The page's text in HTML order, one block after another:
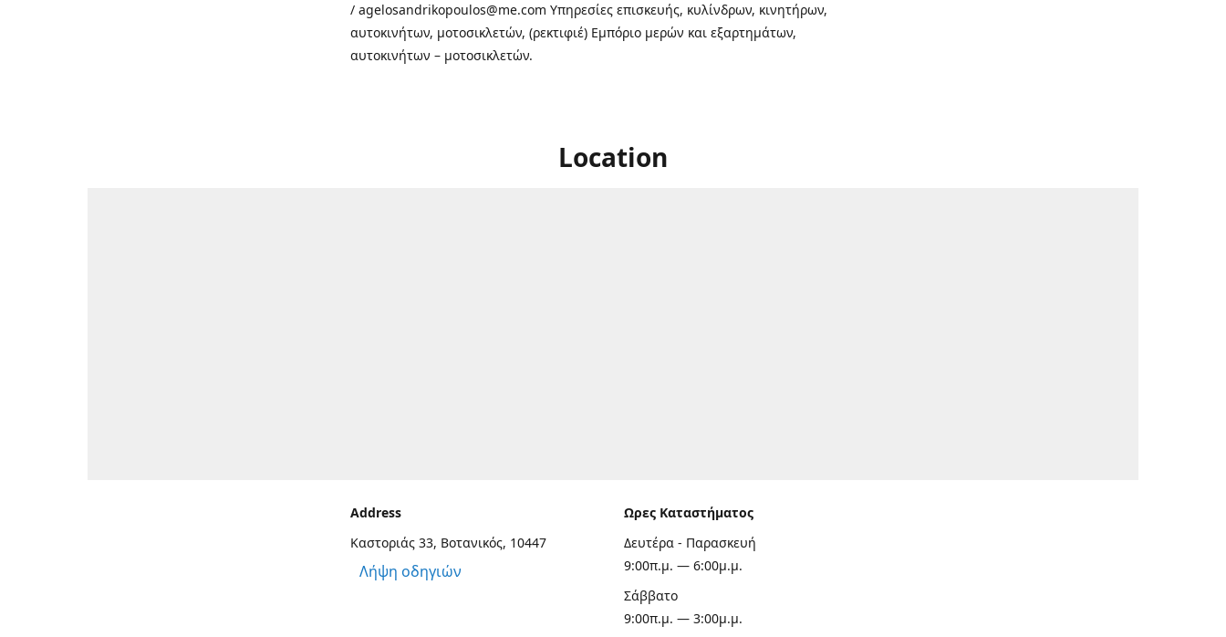
/ agelosandrikopoulos@me.com Υπηρεσίες επισκευής, κυλίνδρων, κινητήρων,
αυτοκινήτων, μοτοσικλετών, (ρεκτιφιέ) Εμπόριο μερών και εξαρτημάτων,
αυτοκινήτων – μοτοσικλετών.
Location
Address
Καστοριάς 33, Βοτανικός, 10447
Λήψη οδηγιών
Ωρες Καταστήματος
Δευτέρα - Παρασκευή
9:00π.μ. — 6:00μ.μ.
Σάββατο
9:00π.μ. — 3:00μ.μ.